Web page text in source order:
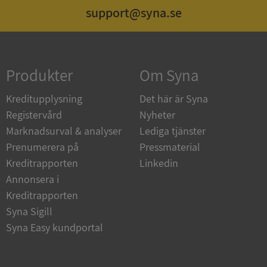
support@syna.se
Produkter
Kreditupplysning
Registervård
Marknadsurval & analyser
Prenumerera på
Kreditrapporten
Annonsera i
Kreditrapporten
Syna Sigill
Syna Easy kundportal
Om Syna
Det här är Syna
Nyheter
Lediga tjänster
Pressmaterial
Linkedin
Strikt nödvändiga kakor tillåter
kärnwebbplatsfunktioner som användarinloggning
och kontohantering. Webbplatsen kan inte
användas ordentligt utan strikt nödvändiga cookies.
Namn
Leverantör
Domän
Microsoft
Corporation